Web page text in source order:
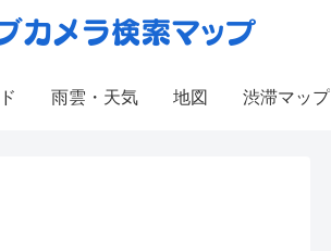
雨雲・天気 地図 渋滞マップ